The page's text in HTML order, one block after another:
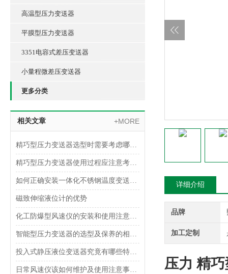
高温型压力变送器
平膜型压力变送器
3351电容式差压变送器
小量程微差压变送器
更多分类
相关文章 +MORE
精巧型压力变送器选型时需要考虑哪些因素？
精巧型压力变送器使用过程应注意考虑什么？
如何正确安装一体化不锈钢温度变送器？
磁致伸缩液位计的优势
化工防爆型风速仪的安装和使用注意事项
智能型压力变送器的选型及保养的相关知识
投入式静压液位变送器究竟有哪些特点呢？
日常风速仪该如何维护及使用注意事项是什么呢？
详细介绍
品牌
加工定制
压力 精